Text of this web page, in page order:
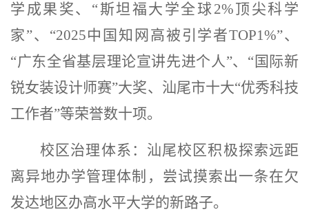
学成果奖、 “斯坦福大学全球2%顶尖科学
家”、“2025中国知网高被引学者TOP1%”、
“广东全省基层理论宣讲先进个人”、 “国际新
锐女装设计师赛”大奖、 汕尾市十大“优秀科技
工作者”等荣誉数十项。
校区治理体系： 汕尾校区积极探索远距
离异地办学管理体制，尝试摸索出一条在欠
发达地区办高水平大学的新路子。